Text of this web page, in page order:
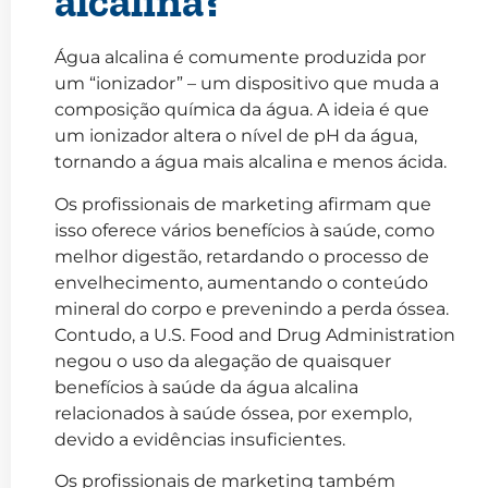
Água alcalina é comumente produzida por
um “ionizador” – um dispositivo que muda a
composição química da água. A ideia é que
um ionizador altera o nível de pH da água,
tornando a água mais alcalina e menos ácida.
Os profissionais de marketing afirmam que
isso oferece vários benefícios à saúde, como
melhor digestão, retardando o processo de
envelhecimento, aumentando o conteúdo
mineral do corpo e prevenindo a perda óssea.
Contudo, a U.S. Food and Drug Administration
negou o uso da alegação de quaisquer
benefícios à saúde da água alcalina
relacionados à saúde óssea, por exemplo,
devido a evidências insuficientes.
Os profissionais de marketing também